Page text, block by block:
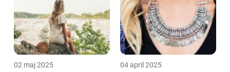
02 maj 2025 04 april 2025